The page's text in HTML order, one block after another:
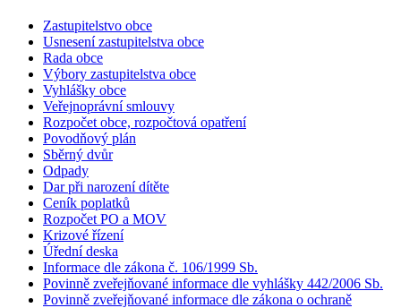
Zastupitelstvo obce
Usnesení zastupitelstva obce
Rada obce
Výbory zastupitelstva obce
Vyhlášky obce
Veřejnoprávní smlouvy
Rozpočet obce, rozpočtová opatření
Povodňový plán
Sběrný dvůr
Odpady
Dar při narození dítěte
Ceník poplatků
Rozpočet PO a MOV
Krizové řízení
Úřední deska
Informace dle zákona č. 106/1999 Sb.
Povinně zveřejňované informace dle vyhlášky 442/2006 Sb.
Povinně zveřejňované informace dle zákona o ochraně